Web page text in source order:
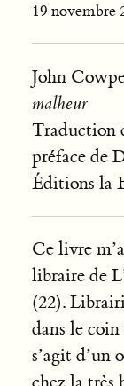
19 novembre
John
malheur
Traduction
préface de
Éditions la
Ce livre
libraire de
(22).
dans le coin
s’agit d’un
chez la très